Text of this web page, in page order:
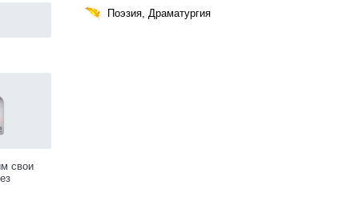
свои
Поэзия, Драматургия